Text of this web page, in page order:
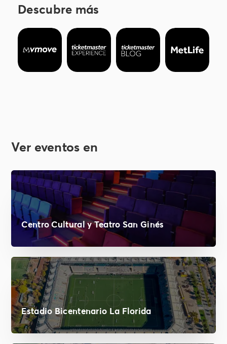
Descubre más
Ver eventos en
Centro Cultural y Teatro San Ginés
Estadio Bicentenario La Florida